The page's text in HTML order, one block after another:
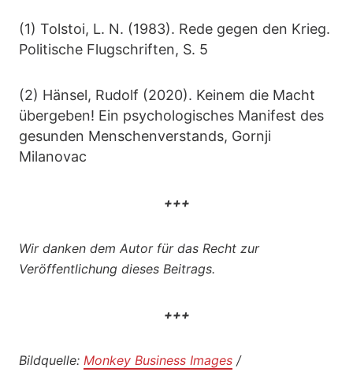
(1) Tolstoi, L. N. (1983). Rede gegen den Krieg.
Politische Flugschriften, S. 5
(2) Hänsel, Rudolf (2020). Keinem die Macht
übergeben! Ein psychologisches Manifest des
gesunden Menschenverstands, Gornji
Milanovac
+++
Wir danken dem Autor für das Recht zur
Veröffentlichung dieses Beitrags.
+++
Bildquelle: Monkey Business Images /